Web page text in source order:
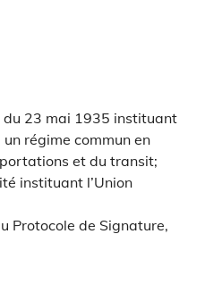
23 mai 1935 instituant
régime commun en
et du transit;
instituant l’Union
Protocole de Signature,